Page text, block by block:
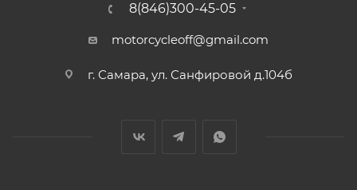
8(846)300-45-05
motorcycleoff@gmail.com
г. Самара, ул. Санфировой д.104б